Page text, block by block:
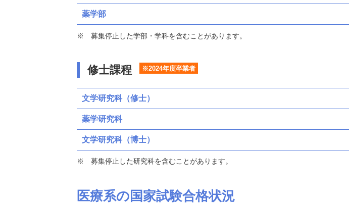
薬学部
募集停止した学部・学科を含むことがあります。
修士課程 ※2024年度卒業者
文学研究科（修士）
薬学研究科
文学研究科（博士）
募集停止した研究科を含むことがあります。
医療系の国家試験合格状況